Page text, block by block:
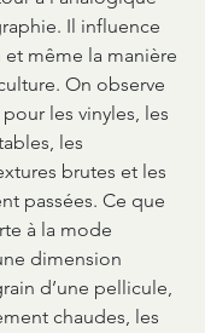
Il influence
même la manière
On observe
les vinyles, les
les
brutes et les
passées. Ce que
à la mode
dimension
d’une pellicule,
chaudes, les